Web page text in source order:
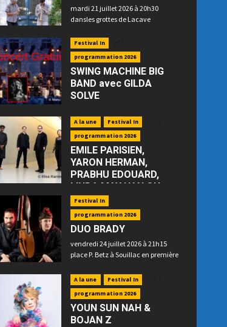
mardi 21 juillet 2026 à 20h30
dansles grottes de Lacave
Festival In
programmation 2026
SWING MACHINE BIG
BAND avec GILDA
SOLVE
place P. Betz à Souillac - GRATUIT -
A la une Festival In
programmation 2026
EMILE PARISIEN,
YARON HERMAN,
PRABHU EDOUARD,
LINDA MAY HAN OH
—“Floating”
jeudi 23 juillet 2026 à 21h15 place
P. Betz à Souillac
Festival In
programmation 2026
DUO BRADY
vendredi 24 juillet 2026 à 21h15
place P. Betz à Souillac en première
A la une Festival In
programmation 2026
YOUN SUN NAH &
BOJAN Z